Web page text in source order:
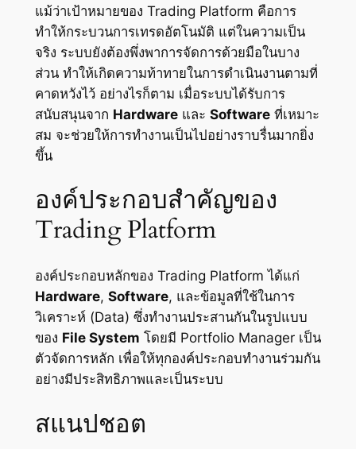
แม้ว่าเป้าหมายของ Trading Platform คือการ
ทำให้กระบวนการเทรดอัตโนมัติ แต่ในความเป็น
จริง ระบบยังต้องพึ่งพาการจัดการด้วยมือในบาง
ส่วน ทำให้เกิดความท้าทายในการดำเนินงานตามที่
คาดหวังไว้ อย่างไรก็ตาม เมื่อระบบได้รับการ
สนับสนุนจาก Hardwareและ Softwareที่เหมาะ
สม จะช่วยให้การทำงานเป็นไปอย่างราบรื่นมากยิ่ง
ขึ้น
องค์ประกอบสำคัญของ
Trading Platform
องค์ประกอบหลักของ Trading Platform ได้แก่
Hardware, Software, และข้อมูลที่ใช้ในการ
วิเคราะห์ (Data) ซึ่งทำงานประสานกันในรูปแบบ
ของ File System โดยมี Portfolio Manager เป็น
ตัวจัดการหลัก เพื่อให้ทุกองค์ประกอบทำงานร่วมกัน
อย่างมีประสิทธิภาพและเป็นระบบ
สแนปชอต